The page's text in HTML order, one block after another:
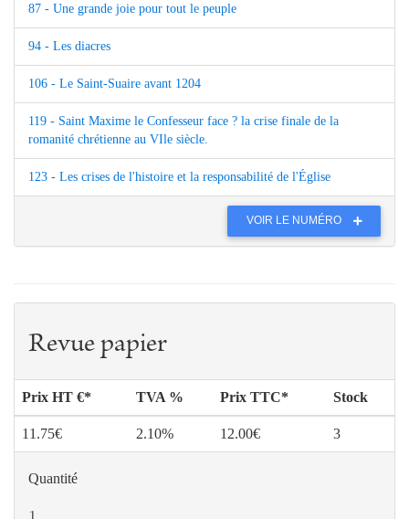
87 - Une grande joie pour tout le peuple
94 - Les diacres
106 - Le Saint-Suaire avant 1204
119 - Saint Maxime le Confesseur face ? la crise finale de la
romanité chrétienne au VIle siècle.
123 - Les crises de l'histoire et la responsabilité de l'Église
VOIR LE NUMÉRO
Revue papier
Prix HT €* TVA % Prix TTC* Stock
11.75€ 2.10% 12.00€ 3
Quantité